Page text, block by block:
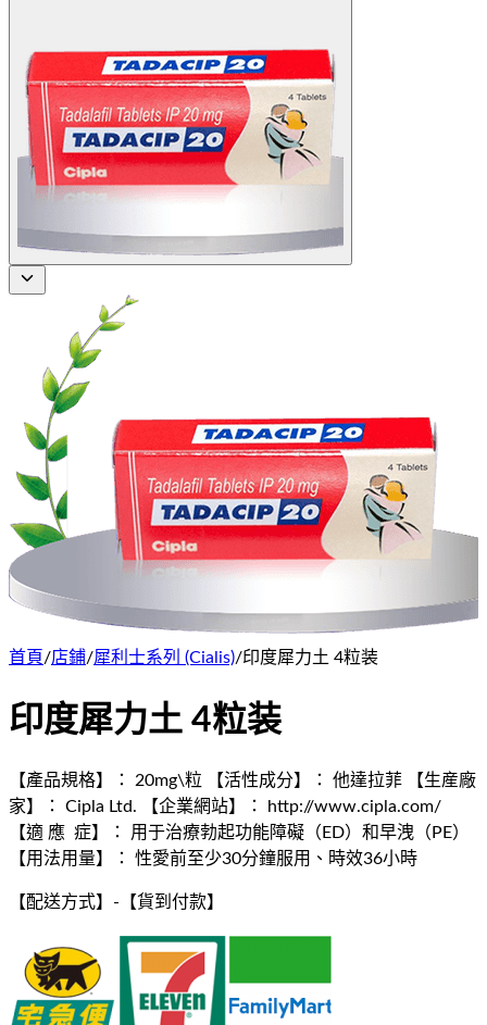
首頁/店鋪/犀利士系列 (Cialis)/印度犀力土 4粒装
印度犀力土 4粒装
【產品規格】： 20mg\粒 【活性成分】： 他達拉菲 【生産廠
家】： Cipla Ltd. 【企業網站】： http://www.cipla.com/
【適 應 症】： 用于治療勃起功能障礙（ED）和早洩（PE）
【用法用量】： 性愛前至少30分鐘服用、時效36小時
【配送方式】 - 【貨到付款】